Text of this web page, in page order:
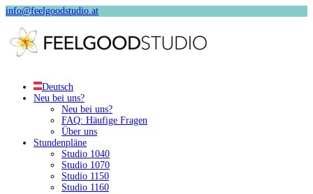
info@feelgoodstudio.at
Deutsch
Neu bei uns?
Neu bei uns?
FAQ: Häufige Fragen
Über uns
Stundenpläne
Studio 1040
Studio 1070
Studio 1150
Studio 1160